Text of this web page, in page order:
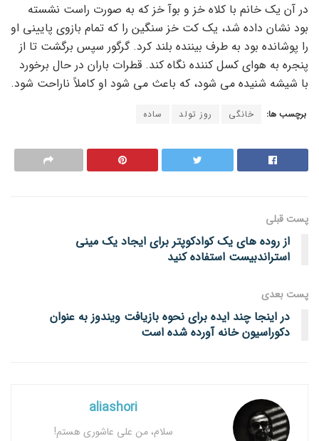
در آن یک خانم با کلاه خز و بوآ خز که به صورت راست نشسته
بود نشان داده شد، یک کت خز سنگین را که تمام بازوی پایینی او
را پوشانده بود به طرف بیننده بلند کرد. گرگور سپس برگشت تا از
پنجره به هوای کسل کننده نگاه کند. قطرات باران در حال برخورد
با شیشه شنیده می شود، که باعث می شود او کاملاً ناراحت شود.
برچسب ها: خانگی روز تولد ساده
پست قبلی
از روده های یک کوادکوپتر برای ایجاد یک مینی
استراندبیست استفاده کنید
پست‌ بعدی
در اینجا چند ایده برای نحوه بازیافت ویندوز به عنوان
دکوراسیون خانه آورده شده است
aliashori
سلام، من علی عاشوری هستم!